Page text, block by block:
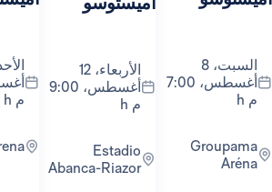
أغسطس، 7:00
Groupama
الأربعاء، 12
أغسطس، 9:00
Abanca-Riazor
الأحد، 16
أغسطس، 5:00
م h
VELTINS-Arena